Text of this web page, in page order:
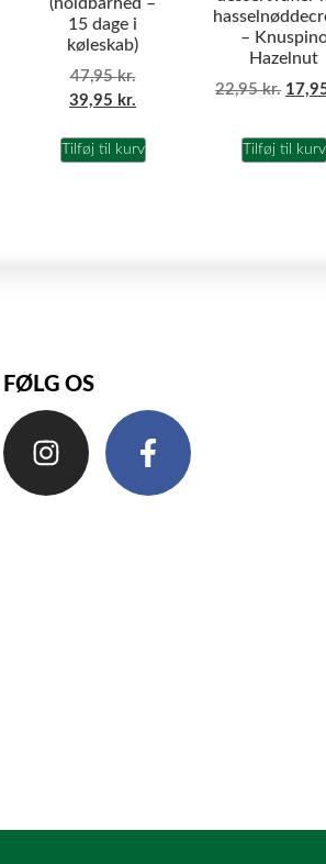
(holdbarhed –
15 dage i
køleskab)
47,95kr.
39,95 kr.
Tilføj til kurv
–
Hazelnut
22,95kr.
Tilføj til kurv
FØLG OS